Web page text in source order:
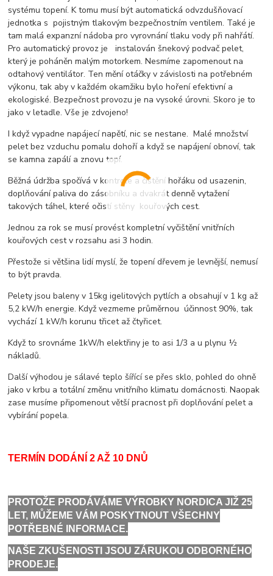
systému topení. K tomu musí být automatická odvzdušňovací
jednotka s pojistným tlakovým bezpečnostním ventilem. Také je
tam malá expanzní nádoba pro vyrovnání tlaku vody při nahřátí.
Pro automatický provoz je instalován šnekový podvač pelet,
který je poháněn malým motorkem. Nesmíme zapomenout na
odtahový ventilátor. Ten mění otáčky v závislosti na potřebném
výkonu, tak aby v každém okamžiku bylo hoření efektivní a
ekologiské. Bezpečnost provozu je na vysoké úrovni. Skoro je to
jako v letadle. Vše je zdvojeno!
I když vypadne napájecí napětí, nic se nestane. Malé množství
pelet bez vzduchu pomalu dohoří a když se napájení obnoví, tak
se kamna zapálí a znovu topí.
Běžná údržba spočívá v kontrole a čištění hořáku od usazenin,
doplňování paliva do zásobníku a dvakrát denně vytažení
takových táhel, které očistí stěny kouřových cest.
Jednou za rok se musí provést kompletní vyčištění vnitřních
kouřových cest v rozsahu asi 3 hodin.
Přestože si většina lidí myslí, že topení dřevem je levnější, nemusí
to být pravda.
Pelety jsou baleny v 15kg igelitových pytlích a obsahují v 1 kg až
5,2 kW/h energie. Když vezmeme průměrnou účinnost 90%, tak
vychází 1 kW/h korunu třicet až čtyřicet.
Když to srovnáme 1kW/h elektřiny je to asi 1/3 a u plynu ½
nákladů.
Další výhodou je sálavé teplo šířící se přes sklo, pohled do ohně
jako v krbu a totální změnu vnitřního klimatu domácnosti. Naopak
zase musíme připomenout větší pracnost při doplňování pelet a
vybírání popela.
TERMÍN DODÁNÍ 2 AŽ 10 DNŮ
PROTOŽE PRODÁVÁME VÝROBKY NORDICA JIŽ 25
LET, MŮŽEME VÁM POSKYTNOUT VŠECHNY
POTŘEBNÉ INFORMACE.
NAŠE ZKUŠENOSTI JSOU ZÁRUKOU ODBORNÉHO
PRODEJE.